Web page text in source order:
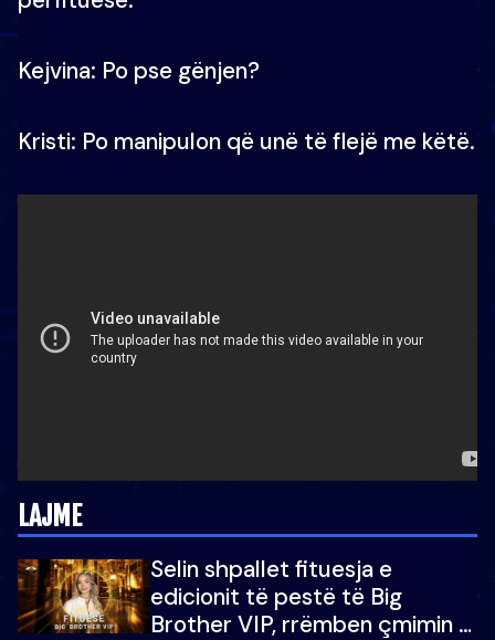
Kejvina: Po pse gënjen?
Kristi: Po manipulon që unë të flejë me këtë.
LAJME
Selin shpallet fituesja e
edicionit të pestë të Big
Brother VIP, rrëmben çmimin e